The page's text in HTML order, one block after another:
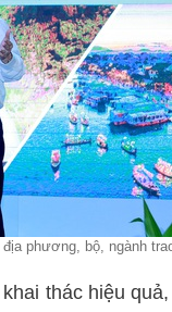
phương, bộ, ngành
thác hiệu